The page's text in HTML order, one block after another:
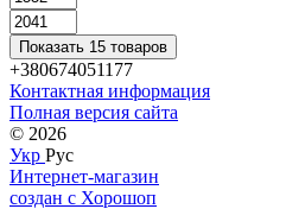
Показать 15 товаров
+380674051177
Контактная информация
Полная версия сайта
© 2026
Укр Рус
Интернет-магазин
создан с Хорошоп